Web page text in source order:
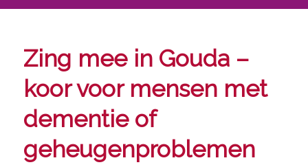
Zing mee in Gouda –
koor voor mensen met
dementie of
geheugenproblemen